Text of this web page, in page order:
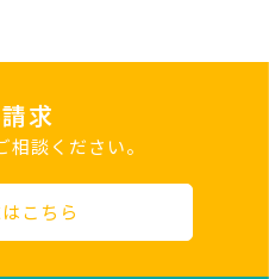
求
相談ください。
こちら